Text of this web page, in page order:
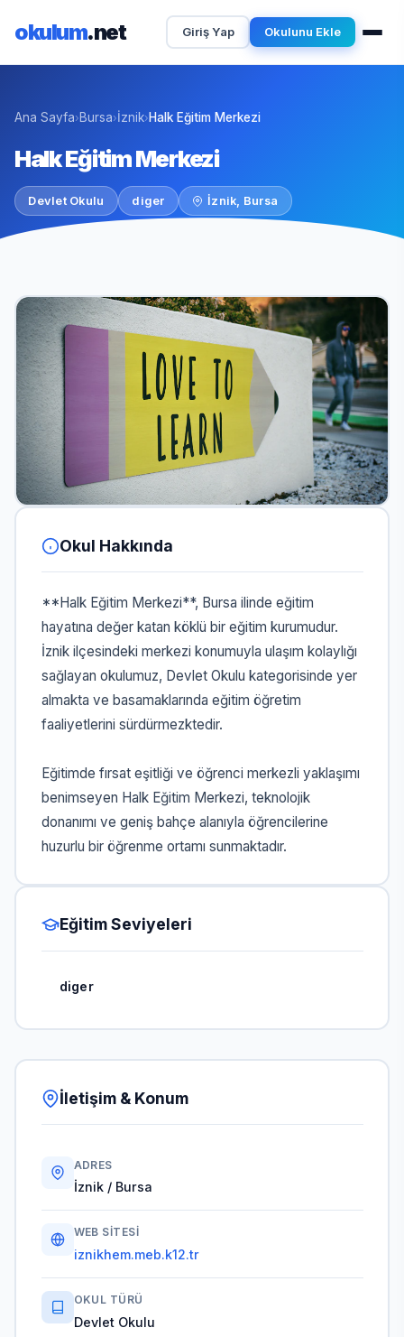
okulum.net Giriş Yap Okulunu Ekle
Ana Sayfa› Bursa›İznik› Halk Eğitim Merkezi
Halk Eğitim Merkezi
Devlet Okulu diger İznik, Bursa
Okul Hakkında
**Halk Eğitim Merkezi**, Bursa ilinde eğitim
hayatına değer katan köklü bir eğitim kurumudur.
İznik ilçesindeki merkezi konumuyla ulaşım kolaylığı
sağlayan okulumuz, Devlet Okulu kategorisinde yer
almakta ve basamaklarında eğitim öğretim
faaliyetlerini sürdürmezktedir.
Eğitimde fırsat eşitliği ve öğrenci merkezli yaklaşımı
benimseyen Halk Eğitim Merkezi, teknolojik
donanımı ve geniş bahçe alanıyla öğrencilerine
huzurlu bir öğrenme ortamı sunmaktadır.
Eğitim Seviyeleri
diger
İletişim & Konum
ADRES
İznik / Bursa
WEB SITESI
iznikhem.meb.k12.tr
OKUL TÜRÜ
Devlet Okulu